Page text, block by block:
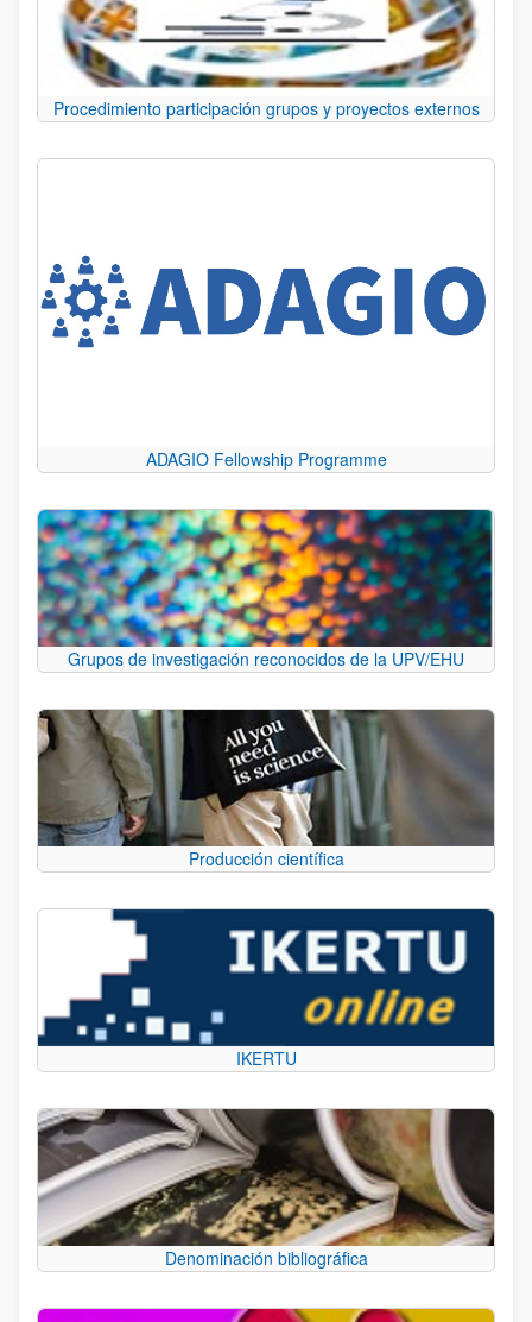
Procedimiento participación grupos y proyectos externos
ADAGIO Fellowship Programme
Grupos de investigación reconocidos de la UPV/EHU
Producción científica
IKERTU
Denominación bibliográfica